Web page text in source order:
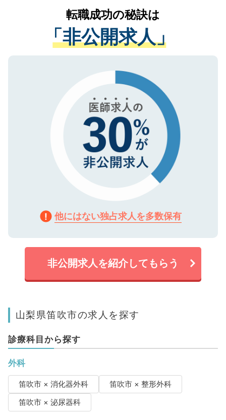
は、個人情報の取り扱いについての厳密な
管理基準を満たした事業者のみに付与され
る、プライバシーマークを取得済みです。
ご登録いただいた個人情報は、SSL（デー
で、機密保持に関してもご安心ください。
かがいして、現在の医療機関の状況や紹介
経験をまじえながら、適切なアドバイスを
させていただきます。すぐにご転職をされ
ない方には、長期的なサポートが可能です
ので、まずはご登録ください。
転職成功の秘訣は
「非公開求人」
他にはない独占求人を多数保有
非公開求人を紹介してもらう
山梨県笛吹市の求人を探す
診療科目から探す
外科
笛吹市 × 消化器外科
笛吹市 × 整形外科
笛吹市 × 泌尿器科